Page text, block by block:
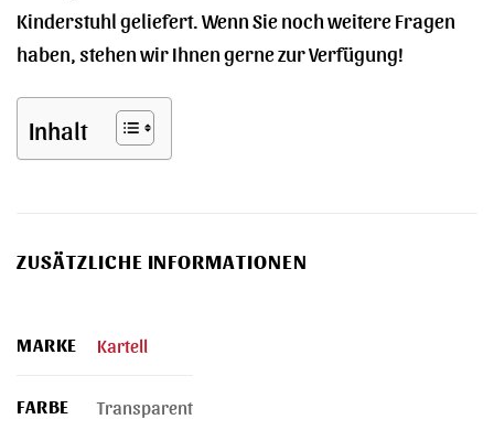
Kinderstuhl geliefert. Wenn Sie noch weitere Fragen
haben, stehen wir Ihnen gerne zur Verfügung!
Inhalt
ZUSÄTZLICHE INFORMATIONEN
MARKE Kartell
FARBE Transparent